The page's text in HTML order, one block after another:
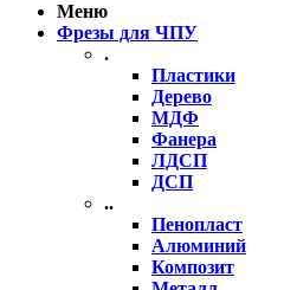
Меню
Фрезы для ЧПУ
.
Пластики
Дерево
МДФ
Фанера
ЛДСП
ДСП
..
Пенопласт
Алюминий
Композит